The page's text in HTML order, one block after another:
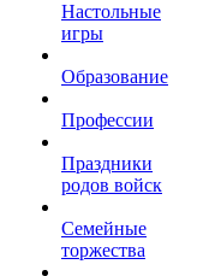
Настольные
игры
Образование
Профессии
Праздники
родов войск
Семейные
торжества